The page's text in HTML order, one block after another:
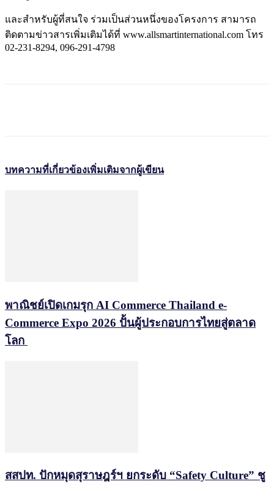
และสำหรับผู้ที่สนใจ ร่วมเป็นส่วนหนึ่งของโครงการ สามารถ
ติดตามข่าวสารเพิ่มเติมได้ที่ www.allsmartinternational.com โทร
02-231-8294, 096-291-4798
บทความที่เกี่ยวข้องเพิ่มเติมจากผู้เขียน
พาณิชย์เปิดเกมรุก AI Commerce Thailand e-
Commerce Expo 2026 ปั้นผู้ประกอบการไทยสู่ตลาด
โลก
สสปท. ปักหมุดสุราษฎร์ฯ ยกระดับ “Safety Culture” ชู